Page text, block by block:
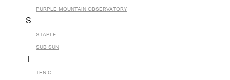
PURPLE MOUNTAIN OBSERVATORY
S
STAPLE
SUB SUN
TEN C